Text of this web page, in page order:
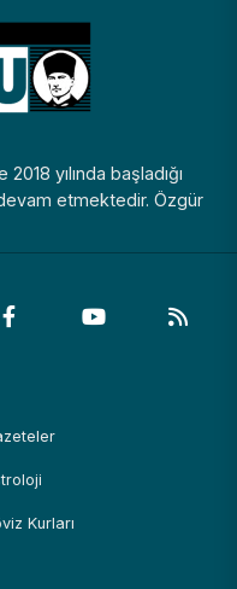
Yozgat
yılında başladığı
etmektedir. Özgür
Kurları